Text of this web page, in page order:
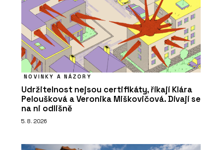
NOVINKY A NÁZORY
Udržitelnost nejsou certifikáty, říkají Klára
Peloušková a Veronika Miškovičová. Dívají se
na ni odlišně
5. 8. 2026